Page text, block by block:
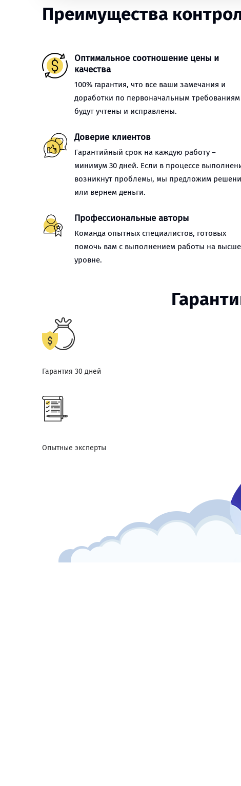
Преимущества
Оптимальное соотношение цены и
качества
100% гарантия, что все ваши замечания и
доработки по первоначальным требованиям
будут учтены и исправлены.
Доверие клиентов
Гарантийный срок на каждую работу –
минимум 30 дней. Если в процессе
возникнут проблемы, мы предложим
или вернем деньги.
Профессиональные авторы
Команда опытных специалистов, готовых
помочь вам с выполнением работы на
уровне.
Гарантия 30 дней
Опытные эксперты